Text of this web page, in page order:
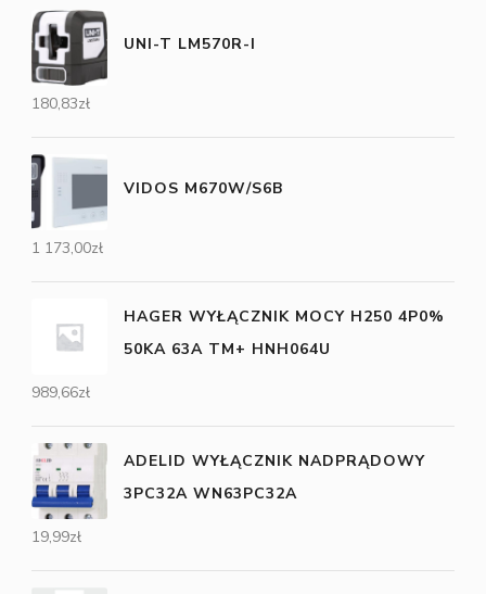
UNI-T LM570R-I
180,83zł
VIDOS M670W/S6B
1 173,00zł
HAGER WYŁĄCZNIK MOCY H250 4P0%
50KA 63A TM+ HNH064U
989,66zł
ADELID WYŁĄCZNIK NADPRĄDOWY
3PC32A WN63PC32A
19,99zł